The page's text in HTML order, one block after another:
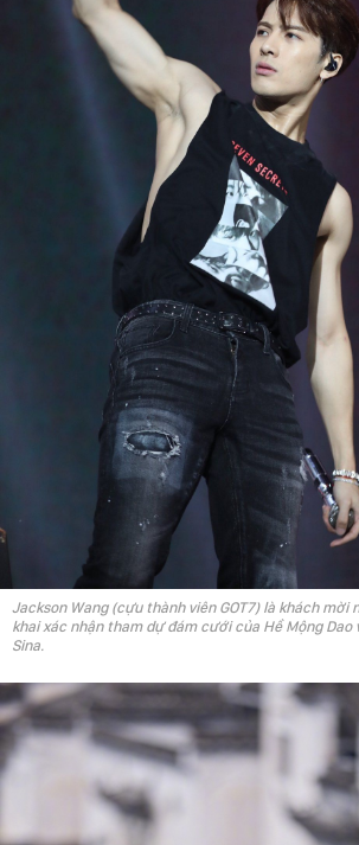
Jackson Wang (cựu thành viên GOT7) là khách mời
khai xác nhận tham dự đám cưới của Hề Mộng Dao
Sina.